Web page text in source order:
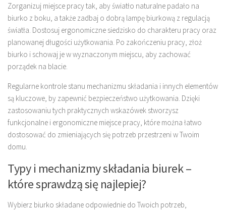
Zorganizuj miejsce pracy tak, aby światło naturalne padało na
biurko z boku, a także zadbaj o dobrą lampę biurkową z regulacją
światła. Dostosuj ergonomiczne siedzisko do charakteru pracy oraz
planowanej długości użytkowania. Po zakończeniu pracy, złoż
biurko i schowaj je w wyznaczonym miejscu, aby zachować
porządek na blacie.
Regularne kontrole stanu mechanizmu składania i innych elementów
są kluczowe, by zapewnić bezpieczeństwo użytkowania. Dzięki
zastosowaniu tych praktycznych wskazówek stworzysz
funkcjonalne i ergonomiczne miejsce pracy, które można łatwo
dostosować do zmieniających się potrzeb przestrzeni w Twoim
domu.
Typy i mechanizmy składania biurek –
które sprawdzą się najlepiej?
Wybierz biurko składane odpowiednie do Twoich potrzeb,